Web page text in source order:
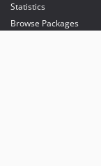
Statistics
Browse Packages